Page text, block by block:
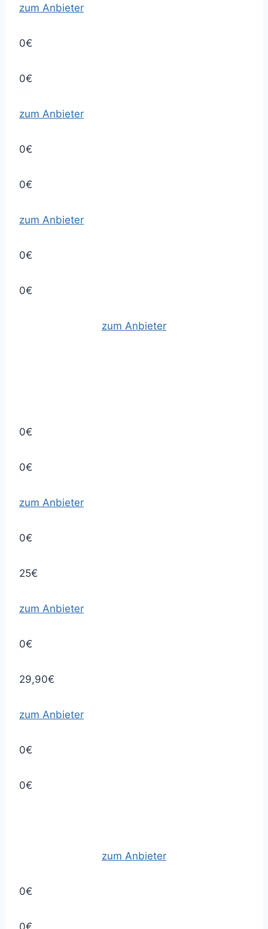
zum Anbieter
0€
0€
zum Anbieter
0€
0€
zum Anbieter
0€
0€
zum Anbieter
0€
0€
zum Anbieter
0€
25€
zum Anbieter
0€
29,90€
zum Anbieter
0€
0€
zum Anbieter
0€
0€